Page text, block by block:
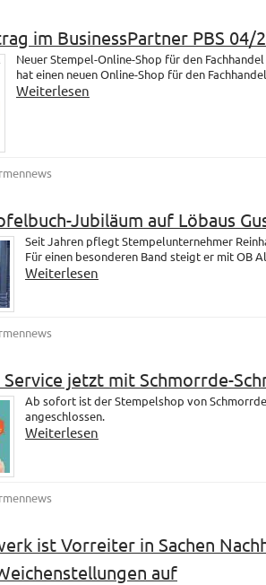
im BusinessPartner PBS 04/
Neuer Stempel-Online-Shop für den
hat einen neuen Online-Shop für den
Weiterlesen
Jubiläum auf Löbaus
Seit Jahren pflegt Stempelunternehmer
Für einen besonderen Band steigt er mit OB
Weiterlesen
Service jetzt mit Schmorrde-
Ab sofort ist der Stempelshop von
angeschlossen.
Weiterlesen
ist Vorreiter in Sachen
auf